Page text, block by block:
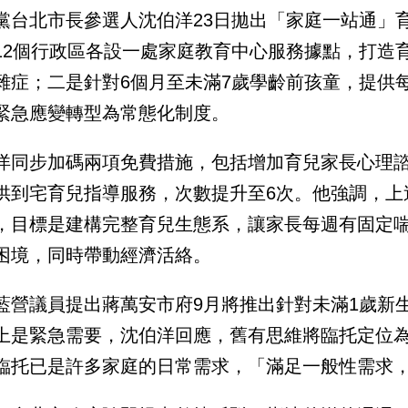
台北市長參選人沈伯洋23日拋出「家庭一站通」
個行政區各設一處家庭教育中心服務據點，打造
症；二是針對6個月至未滿7歲學齡前孩童，提供
急應變轉型為常態化制度。
同步加碼兩項免費措施，包括增加育兒家長心理
到宅育兒指導服務，次數提升至6次。他強調，
目標是建構完整育兒生態系，讓家長每週有固定
境，同時帶動經濟活絡。
營議員提出蔣萬安市府9月將推出針對未滿1歲新
是緊急需要，沈伯洋回應，舊有思維將臨托定位
托已是許多家庭的日常需求，「滿足一般性需求